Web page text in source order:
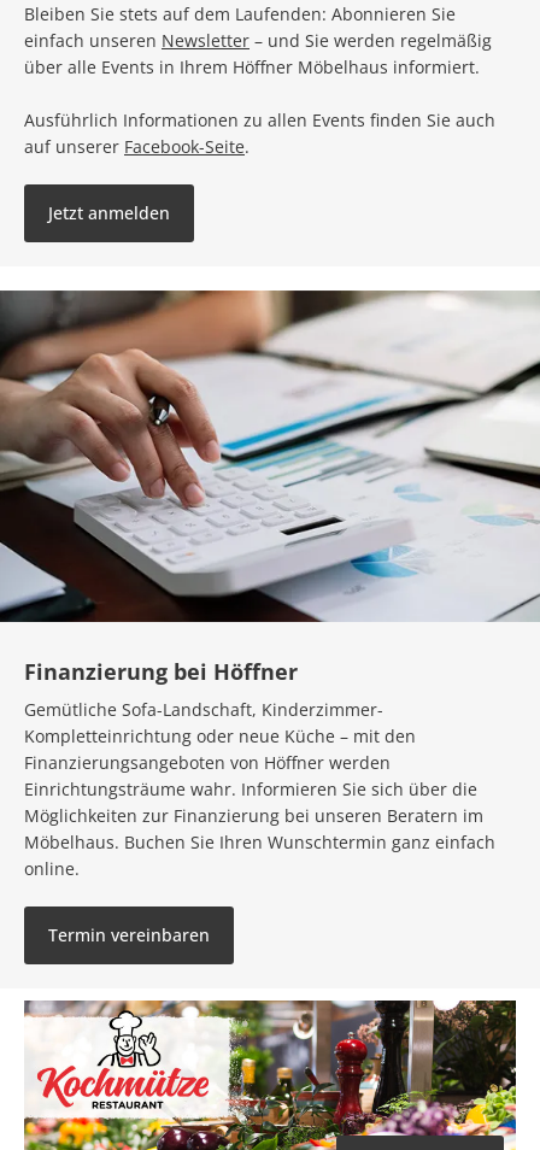
Bleiben Sie stets auf dem Laufenden: Abonnieren Sie
einfach unseren Newsletter – und Sie werden regelmäßig
über alle Events in Ihrem Höffner Möbelhaus informiert.
Ausführlich Informationen zu allen Events finden Sie auch
auf unserer Facebook-Seite.
Jetzt anmelden
Finanzierung bei Höffner
Gemütliche Sofa-Landschaft, Kinderzimmer-
Kompletteinrichtung oder neue Küche – mit den
Finanzierungsangeboten von Höffner werden
Einrichtungsträume wahr. Informieren Sie sich über die
Möglichkeiten zur Finanzierung bei unseren Beratern im
Möbelhaus. Buchen Sie Ihren Wunschtermin ganz einfach
online.
Termin vereinbaren